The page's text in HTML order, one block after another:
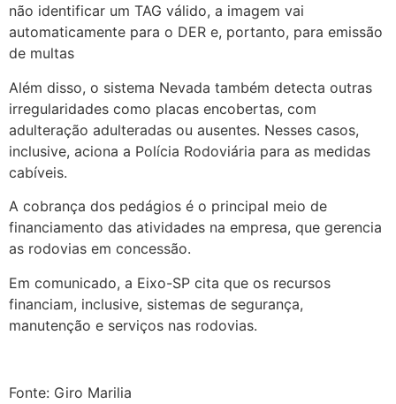
não identificar um TAG válido, a imagem vai
automaticamente para o DER e, portanto, para emissão
de multas
Além disso, o sistema Nevada também detecta outras
irregularidades como placas encobertas, com
adulteração adulteradas ou ausentes. Nesses casos,
inclusive, aciona a Polícia Rodoviária para as medidas
cabíveis.
A cobrança dos pedágios é o principal meio de
financiamento das atividades na empresa, que gerencia
as rodovias em concessão.
Em comunicado, a Eixo-SP cita que os recursos
financiam, inclusive, sistemas de segurança,
manutenção e serviços nas rodovias.
Fonte: Giro Marilia